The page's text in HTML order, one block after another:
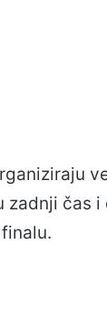
zadnji čas